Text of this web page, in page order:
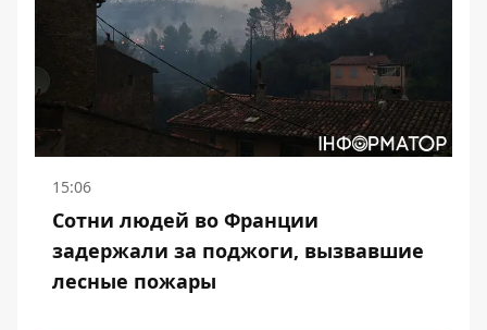
15:06
Сотни людей во Франции
задержали за поджоги, вызвавшие
лесные пожары